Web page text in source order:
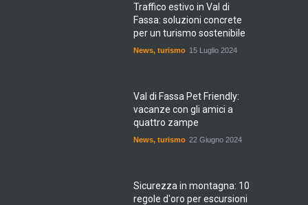
Traffico estivo in Val di
Fassa: soluzioni concrete
per un turismo sostenibile
News, turismo 15 Luglio 2024
Val di Fassa Pet Friendly:
vacanze con gli amici a
quattro zampe
News, turismo 22 Giugno 2024
Sicurezza in montagna: 10
regole d'oro per escursioni